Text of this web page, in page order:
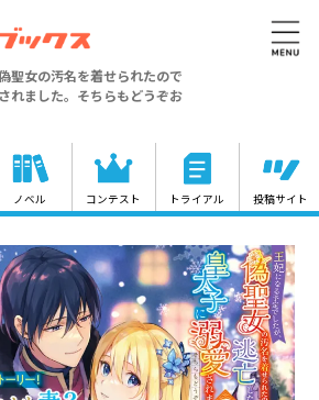
聖女の汚名を着せられたので
れました。そちらもどうぞお
ノベル コンテスト トライアル 投稿サイト